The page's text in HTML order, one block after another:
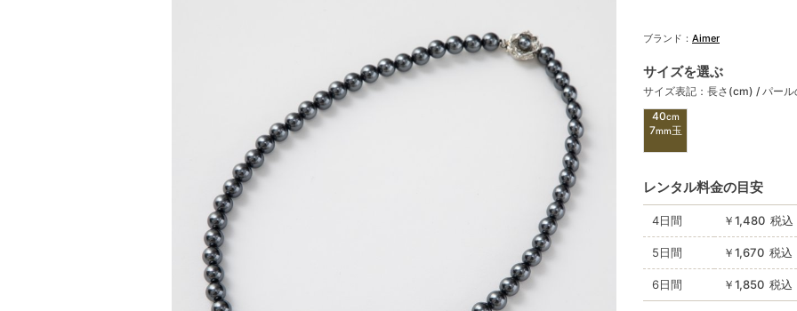
ブランド： Aimer
サイズを選ぶ
サイズ表記：長さ(cm) / パー
40cm
7mm玉
レンタル料金の目安
4日間 ￥1,480 税
5日間 ￥1,670 税
6日間 ￥1,850 税